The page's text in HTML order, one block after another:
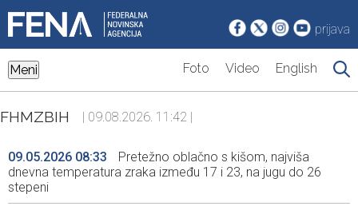
prijava
Meni Foto Video English
FHMZBIH | 09.08.2026. 11:42 |
09.05.2026 08:33
Pretežno oblačno s kišom, najviša
dnevna temperatura zraka između 17 i 23, na jugu do 26
stepeni